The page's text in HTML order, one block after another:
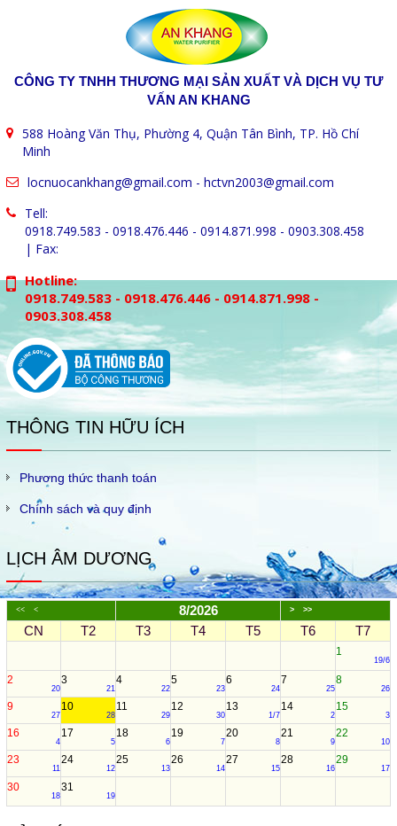
CÔNG TY TNHH THƯƠNG MẠI SẢN XUẤT VÀ DỊCH VỤ TƯ
VẤN AN KHANG
588 Hoàng Văn Thụ, Phường 4, Quận Tân Bình, TP. Hồ Chí
Minh
locnuocankhang@gmail.com - hctvn2003@gmail.com
Tell:
0918.749.583 - 0918.476.446 - 0914.871.998 - 0903.308.458
| Fax:
Hotline:
0918.749.583 - 0918.476.446 - 0914.871.998 -
0903.308.458
THÔNG TIN HỮU ÍCH
Phương thức thanh toán
Chính sách và quy định
LỊCH ÂM DƯƠNG
<< < 8/2026 > >>
CN T2 T3 T4 T5 T6 T7
1
19/6
2
20
3
21
4
22
5
23
6
24
7
25
8
26
9
27
10
28
11
29
12
30
13
1/7
14
2
15
3
16
4
17
5
18
6
19
7
20
8
21
9
22
10
23
11
24
12
25
13
26
14
27
15
28
16
29
17
30
18
31
19